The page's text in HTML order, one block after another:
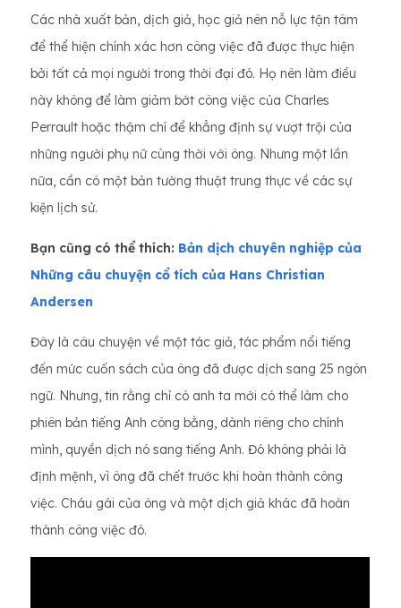
Các nhà xuất bản, dịch giả, học giả nên nỗ lực tận tâm
để thể hiện chính xác hơn công việc đã được thực hiện
bởi tất cả mọi người trong thời đại đó. Họ nên làm điều
này không để làm giảm bớt công việc của Charles
Perrault hoặc thậm chí để khẳng định sự vượt trội của
những người phụ nữ cùng thời với ông. Nhưng một lần
nữa, cần có một bản tường thuật trung thực về các sự
kiện lịch sử.
Bạn cũng có thể thích: Bản dịch chuyên nghiệp của
Những câu chuyện cổ tích của Hans Christian
Andersen
Đây là câu chuyện về một tác giả, tác phẩm nổi tiếng
đến mức cuốn sách của ông đã được dịch sang 25 ngôn
ngữ. Nhưng, tin rằng chỉ có anh ta mới có thể làm cho
phiên bản tiếng Anh công bằng, dành riêng cho chính
mình, quyền dịch nó sang tiếng Anh. Đó không phải là
định mệnh, vì ông đã chết trước khi hoàn thành công
việc. Cháu gái của ông và một dịch giả khác đã hoàn
thành công việc đó.